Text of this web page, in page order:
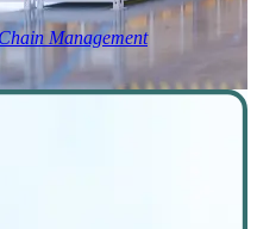
Management